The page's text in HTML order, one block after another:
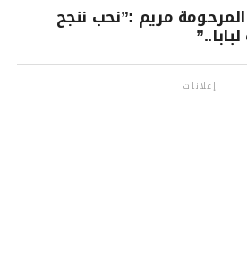
مريم :”نحب ننجح
إعلانات